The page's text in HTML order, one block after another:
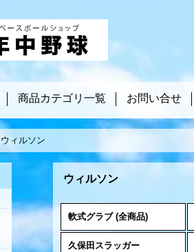
商品カテゴリ一覧 お問い合せ
ウィルソン
ウィルソン
軟式グラブ (全商品)
久保田スラッガー